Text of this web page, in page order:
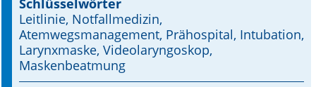
Online First
A&I English
Schlüsselwörter
Leitlinie, Notfallmedizin,
Atemwegsmanagement, Prähospital, Intubation,
Larynxmaske, Videolaryn­goskop,
Maskenbeatmung